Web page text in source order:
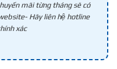
mãi từng tháng sẽ có
Hãy liên hệ hotline
xác